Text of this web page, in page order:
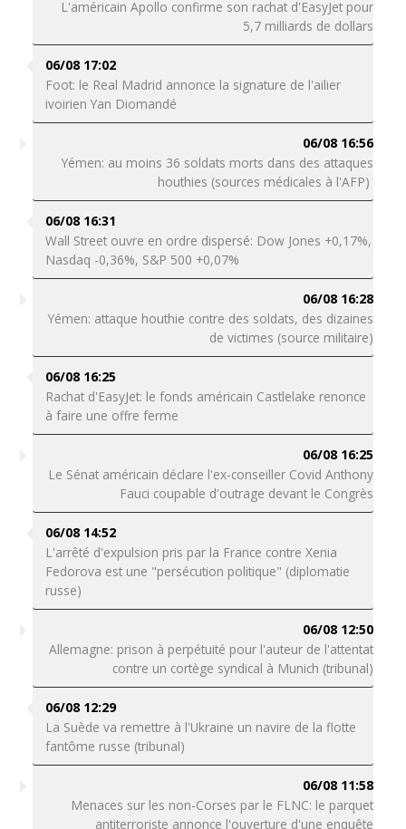
L'américain Apollo confirme son rachat d'EasyJet pour
5,7 milliards de dollars
06/08 17:02
Foot: le Real Madrid annonce la signature de l'ailier
ivoirien Yan Diomandé
06/08 16:56
Yémen: au moins 36 soldats morts dans des attaques
houthies (sources médicales à l'AFP)
06/08 16:31
Wall Street ouvre en ordre dispersé: Dow Jones +0,17%,
Nasdaq -0,36%, S&P 500 +0,07%
06/08 16:28
Yémen: attaque houthie contre des soldats, des dizaines
de victimes (source militaire)
06/08 16:25
Rachat d'EasyJet: le fonds américain Castlelake renonce
à faire une offre ferme
06/08 16:25
Le Sénat américain déclare l'ex-conseiller Covid Anthony
Fauci coupable d'outrage devant le Congrès
06/08 14:52
L'arrêté d'expulsion pris par la France contre Xenia
Fedorova est une "persécution politique" (diplomatie
russe)
06/08 12:50
Allemagne: prison à perpétuité pour l'auteur de l'attentat
contre un cortège syndical à Munich (tribunal)
06/08 12:29
La Suède va remettre à l'Ukraine un navire de la flotte
fantôme russe (tribunal)
06/08 11:58
Menaces sur les non-Corses par le FLNC: le parquet
antiterroriste annonce l'ouverture d'une enquête